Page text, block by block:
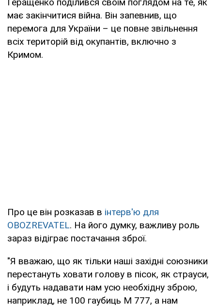
має закінчитися війна. Він запевнив, що
перемога для України – це повне звільнення
всіх територій від окупантів, включно з
Кримом.
Про це він розказав в інтерв'ю для
OBOZREVATEL. На його думку, важливу роль
зараз відіграє постачання зброї.
"Я вважаю, що як тільки наші західні союзники
перестануть ховати голову в пісок, як страуси,
і будуть надавати нам усю необхідну зброю,
наприклад, не 100 гаубиць М 777, а нам